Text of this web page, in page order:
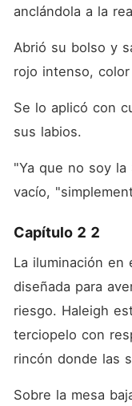
anclándola a la
Abrió su bolso y
rojo intenso,
Se lo aplicó con
sus labios.
"Ya que no soy
vacío,
Capítulo 2 2
La iluminación
diseñada para
riesgo. Haleigh
terciopelo con
rincón donde las
Sobre la mesa